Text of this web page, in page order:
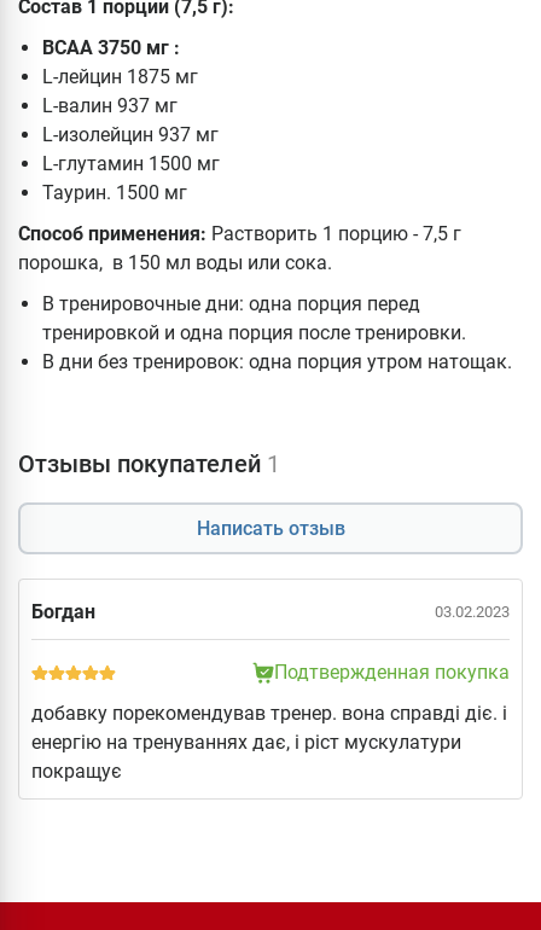
Состав 1 порции (7,5 г):
BCAA 3750 мг :
L-лейцин 1875 мг
L-валин 937 мг
L-изолейцин 937 мг
L-глутамин 1500 мг
Таурин. 1500 мг
Способ применения: Растворить 1 порцию - 7,5 г
порошка, в 150 мл воды или сока.
В тренировочные дни: одна порция перед
тренировкой и одна порция после тренировки.
В дни без тренировок: одна порция утром натощак.
Отзывы покупателей 1
Написать отзыв
Богдан 03.02.2023
Подтвержденная покупка
добавку порекомендував тренер. вона справді діє. і
енергію на тренуваннях дає, і ріст мускулатури
покращує